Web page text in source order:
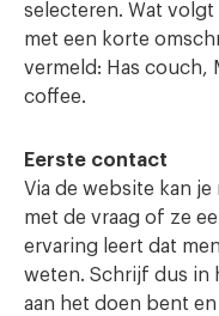
selecteren. Wat
met een korte
vermeld: Has couch,
coffee.
Eerste contact
Via de website kan
met de vraag of ze
ervaring leert dat
weten. Schrijf dus in
aan het doen bent